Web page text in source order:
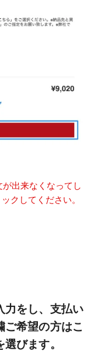
出来なくなってし
クしてください。
力をし、支払い
ご希望の方はこ
びます。